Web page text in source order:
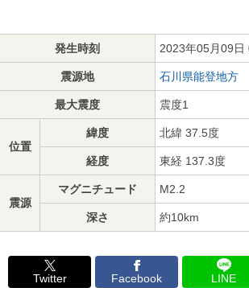
発生時刻 2023年05月09日
震源地 石川県能登地方
最大震度 震度1
位置
緯度 北緯 37.5度
経度 東経 137.3度
震源
マグニチュード M2.2
深さ 約10km
Twitter Facebook LINE